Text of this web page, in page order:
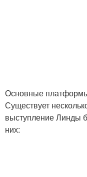
Основные
Существует
выступление Линды
них: